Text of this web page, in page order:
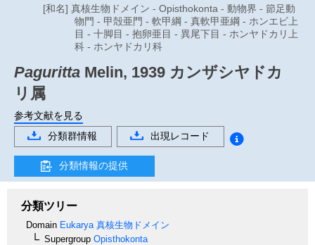
[和名] 真核生物ドメイン - Opisthokonta - 動物界 - 節足動
物門 - 甲殻亜門 - 軟甲綱 - 真軟甲亜綱 - ホンエビ上
目 - 十脚目 - 抱卵亜目 - 異尾下目 - ホンヤドカリ上
科 - ホンヤドカリ科
Paguritta Melin, 1939 カンザシヤドカ
リ属
参考文献を見る
分類群情報
出現レコード
分類情報の提供
分類ツリー
Domain Eukarya 真核生物ドメイン
Supergroup Opisthokonta